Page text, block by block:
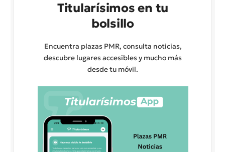
Titularísimos en tu
bolsillo
Encuentra plazas PMR, consulta noticias,
descubre lugares accesibles y mucho más
desde tu móvil.